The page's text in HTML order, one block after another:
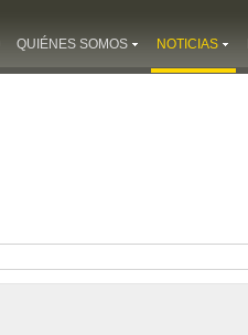
QUIÉNES SOMOS NOTICIAS